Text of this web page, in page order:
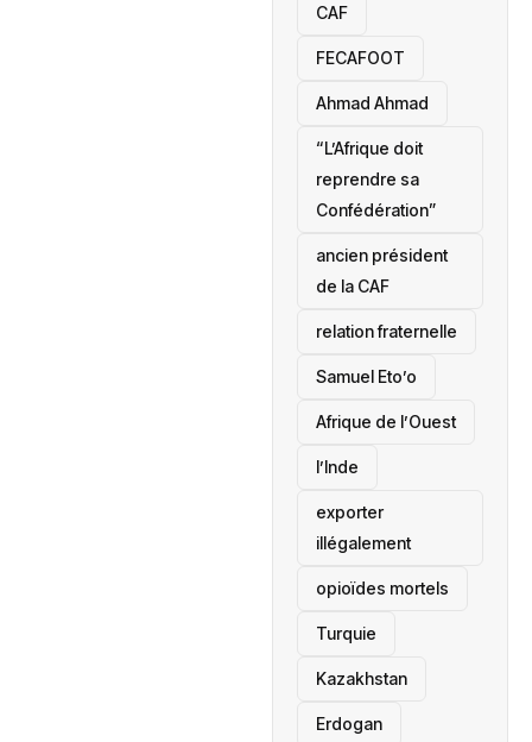
CAF
FECAFOOT
‎Ahmad Ahmad
“L’Afrique doit
reprendre sa
Confédération”
ancien président
de la CAF
relation fraternelle
Samuel Eto’o
Afrique de l’Ouest
l’Inde
exporter
illégalement
opioïdes mortels
‎Turquie
Kazakhstan
Erdogan